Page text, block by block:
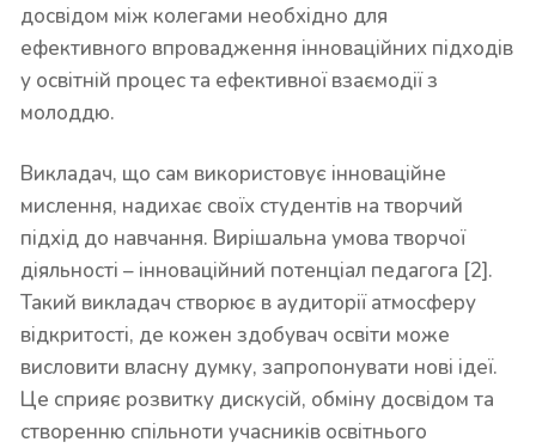
досвідом між колегами необхідно для
ефективного впровадження інноваційних підходів
у освітній процес та ефективної взаємодії з
молоддю.
Викладач, що сам використовує інноваційне
мислення, надихає своїх студентів на творчий
підхід до навчання. Вирішальна умова творчої
діяльності – інноваційний потенціал педагога [2].
Такий викладач створює в аудиторії атмосферу
відкритості, де кожен здобувач освіти може
висловити власну думку, запропонувати нові ідеї.
Це сприяє розвитку дискусій, обміну досвідом та
створенню спільноти учасників освітнього